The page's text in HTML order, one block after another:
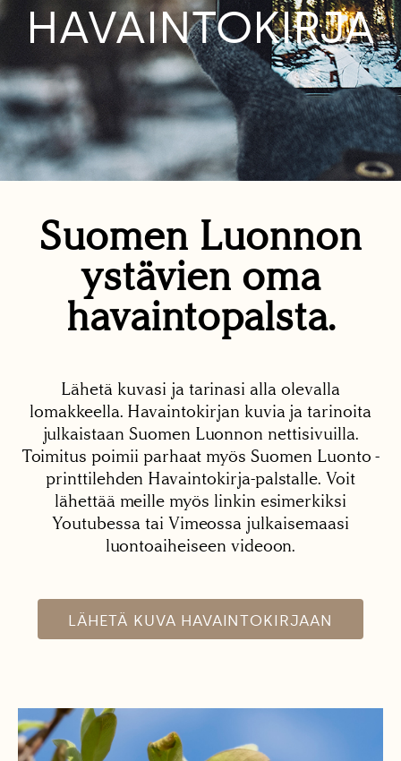
HAVAINTOKIRJA
Suomen Luonnon
ystävien oma
havaintopalsta.
Lähetä kuvasi ja tarinasi alla olevalla
lomakkeella. Havaintokirjan kuvia ja tarinoita
julkaistaan Suomen Luonnon nettisivuilla.
Toimitus poimii parhaat myös Suomen Luonto -
printtilehden Havaintokirja-palstalle. Voit
lähettää meille myös linkin esimerkiksi
Youtubessa tai Vimeossa julkaisemaasi
luontoaiheiseen videoon.
LÄHETÄ KUVA HAVAINTOKIRJAAN